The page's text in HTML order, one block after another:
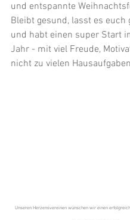
und entspannte
Bleibt gesund, lasst es euch
und habt einen super Start
Jahr - mit viel Freude,
nicht zu vielen
Unseren Herzensvereinen wünschen wir einen